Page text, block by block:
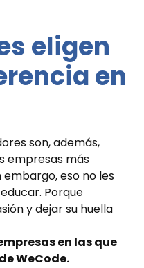
eligen
en
son, además,
empresas más
embargo, eso no les
Porque
y dejar su huella
en las que
WeCode.